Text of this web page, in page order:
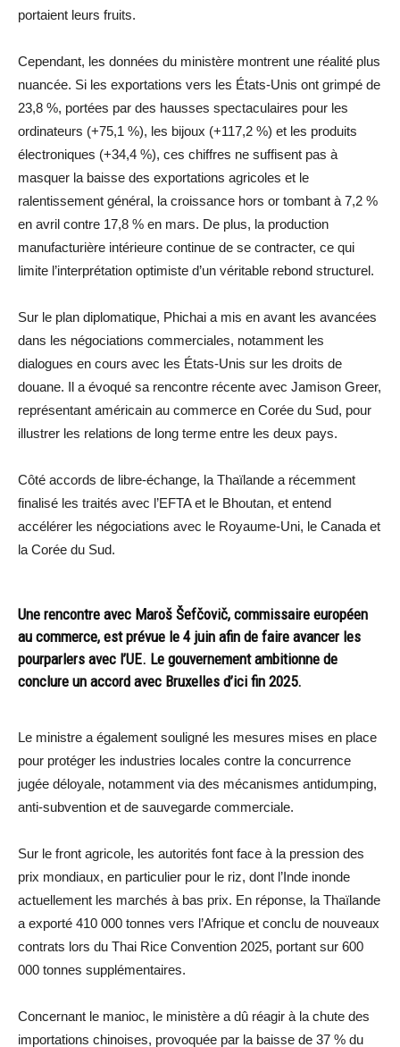
portaient leurs fruits.
Cependant, les données du ministère montrent une réalité plus
nuancée. Si les exportations vers les États-Unis ont grimpé de
23,8 %, portées par des hausses spectaculaires pour les
ordinateurs (+75,1 %), les bijoux (+117,2 %) et les produits
électroniques (+34,4 %), ces chiffres ne suffisent pas à
masquer la baisse des exportations agricoles et le
ralentissement général, la croissance hors or tombant à 7,2 %
en avril contre 17,8 % en mars. De plus, la production
manufacturière intérieure continue de se contracter, ce qui
limite l’interprétation optimiste d’un véritable rebond structurel.
Sur le plan diplomatique, Phichai a mis en avant les avancées
dans les négociations commerciales, notamment les
dialogues en cours avec les États-Unis sur les droits de
douane. Il a évoqué sa rencontre récente avec Jamison Greer,
représentant américain au commerce en Corée du Sud, pour
illustrer les relations de long terme entre les deux pays.
Côté accords de libre-échange, la Thaïlande a récemment
finalisé les traités avec l’EFTA et le Bhoutan, et entend
accélérer les négociations avec le Royaume-Uni, le Canada et
la Corée du Sud.
Une rencontre avec Maroš Šefčovič, commissaire européen
au commerce, est prévue le 4 juin afin de faire avancer les
pourparlers avec l’UE. Le gouvernement ambitionne de
conclure un accord avec Bruxelles d’ici fin 2025.
Le ministre a également souligné les mesures mises en place
pour protéger les industries locales contre la concurrence
jugée déloyale, notamment via des mécanismes antidumping,
anti-subvention et de sauvegarde commerciale.
Sur le front agricole, les autorités font face à la pression des
prix mondiaux, en particulier pour le riz, dont l’Inde inonde
actuellement les marchés à bas prix. En réponse, la Thaïlande
a exporté 410 000 tonnes vers l’Afrique et conclu de nouveaux
contrats lors du Thai Rice Convention 2025, portant sur 600
000 tonnes supplémentaires.
Concernant le manioc, le ministère a dû réagir à la chute des
importations chinoises, provoquée par la baisse de 37 % du